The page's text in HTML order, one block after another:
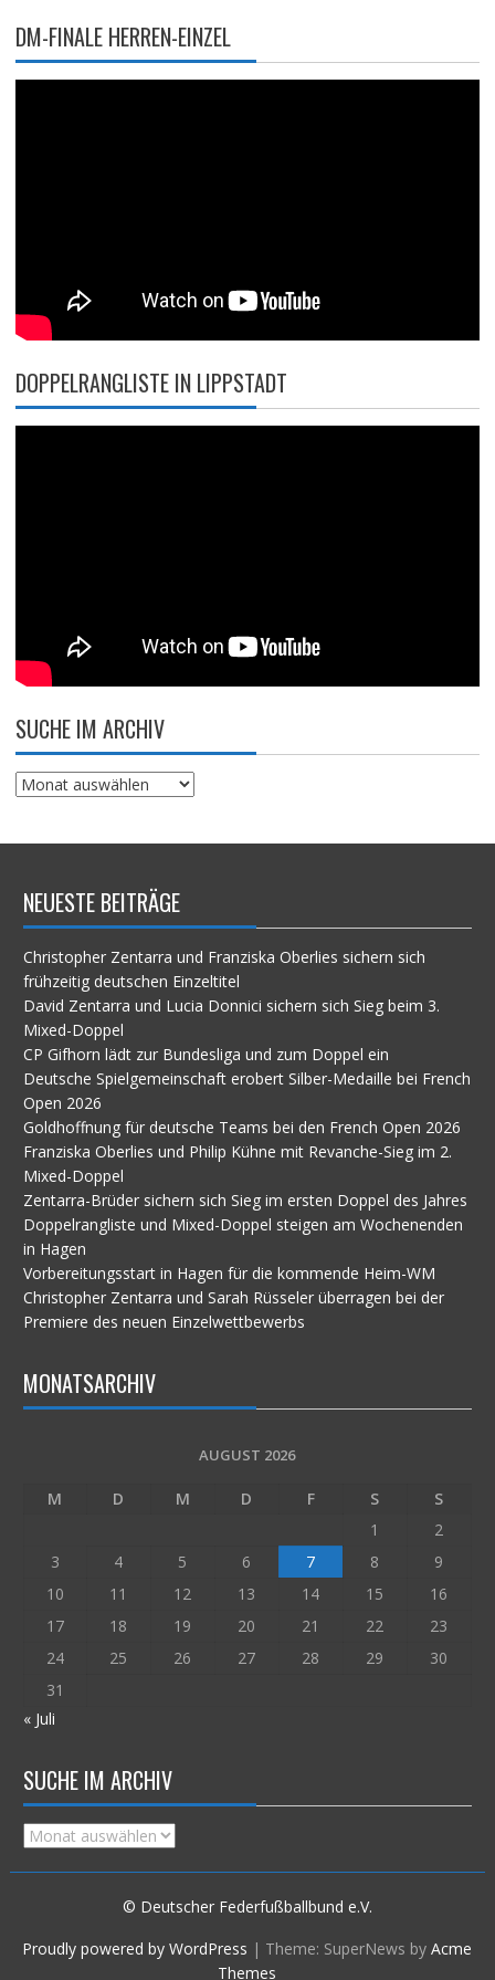
DM-FINALE HERREN-EINZEL
DOPPELRANGLISTE IN LIPPSTADT
SUCHE IM ARCHIV
Suche
NEUESTE BEITRÄGE
Christopher Zentarra und Franziska Oberlies sichern sich
frühzeitig deutschen Einzeltitel
David Zentarra und Lucia Donnici sichern sich Sieg beim 3.
Mixed-Doppel
CP Gifhorn lädt zur Bundesliga und zum Doppel ein
Deutsche Spielgemeinschaft erobert Silber-Medaille bei French
Open 2026
Goldhoffnung für deutsche Teams bei den French Open 2026
Franziska Oberlies und Philip Kühne mit Revanche-Sieg im 2.
Mixed-Doppel
Zentarra-Brüder sichern sich Sieg im ersten Doppel des Jahres
Doppelrangliste und Mixed-Doppel steigen am Wochenenden
in Hagen
Vorbereitungsstart in Hagen für die kommende Heim-WM
Christopher Zentarra und Sarah Rüsseler überragen bei der
Premiere des neuen Einzelwettbewerbs
MONATSARCHIV
AUGUST 2026
M D M D F S
S
1
2
3
4 5 6 7 8
9
10
11 12 13 14 15
16
17
18 19 20 21 22
23
24
25 26 27 28 29
30
31
« Juli
SUCHE IM ARCHIV
Suche
© Deutscher Federfußballbund e.V.
Proudly powered by WordPress | Theme: SuperNews byAcme
Themes